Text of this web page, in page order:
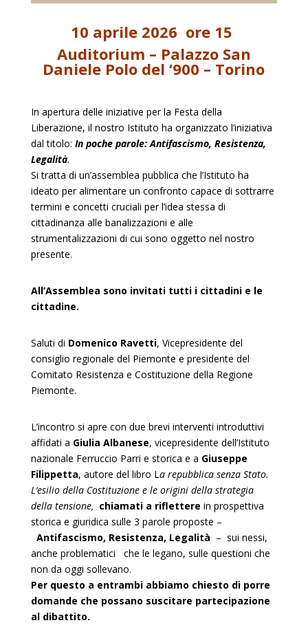
10 aprile 2026 ore 15
Auditorium – Palazzo San
Daniele Polo del ‘900 – Torino
In apertura delle iniziative per la Festa della
Liberazione, il nostro Istituto ha organizzato l’iniziativa
dal titolo: In poche parole: Antifascismo, Resistenza,
Legalità.
Si tratta di un’assemblea pubblica che l’Istituto ha
ideato per alimentare un confronto capace di sottrarre
termini e concetti cruciali per l’idea stessa di
cittadinanza alle banalizzazioni e alle
strumentalizzazioni di cui sono oggetto nel nostro
presente.
All’Assemblea sono invitati tutti i cittadini e le
cittadine.
Saluti di Domenico Ravetti, Vicepresidente del
consiglio regionale del Piemonte e presidente del
Comitato Resistenza e Costituzione della Regione
Piemonte.
L’incontro si apre con due brevi interventi introduttivi
affidati a Giulia Albanese, vicepresidente dell’Istituto
nazionale Ferruccio Parri e storica e a Giuseppe
Filippetta, autore del libro La repubblica senza Stato.
L ‘esilio della Costituzione e le origini della strategia
della tensione, chiamati a riflettere in prospettiva
storica e giuridica sulle 3 parole proposte –
Antifascismo, Resistenza, Legalità – sui nessi,
anche problematici che le legano, sulle questioni che
non da oggi sollevano.
Per questo a entrambi abbiamo chiesto di porre
domande che possano suscitare partecipazione
al dibattito.